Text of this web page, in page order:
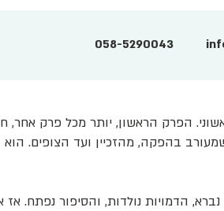
058-5290043
הפרק הראשון, יותר מכל פרק אחר,
בהפקה, מהזכיין ועד הצופים.
הדמויות נולדות, והסיפור נפתח.